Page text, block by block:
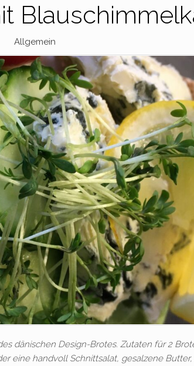
Allgemein
dänischen Design-Brotes. Zutaten für 2
eine handvoll Schnittsalat, gesalzene